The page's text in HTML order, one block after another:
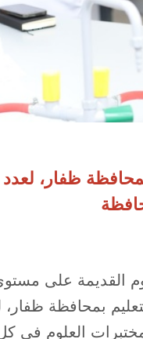
بمحافظة ظفار،
القديمة على
بمحافظة
العلوم في